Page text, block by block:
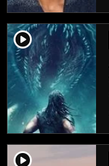
player2
player2